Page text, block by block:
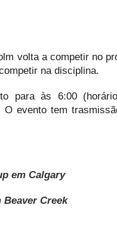
volta a competir no
na disciplina.
para às 6:00
evento tem
em Calgary
Beaver Creek